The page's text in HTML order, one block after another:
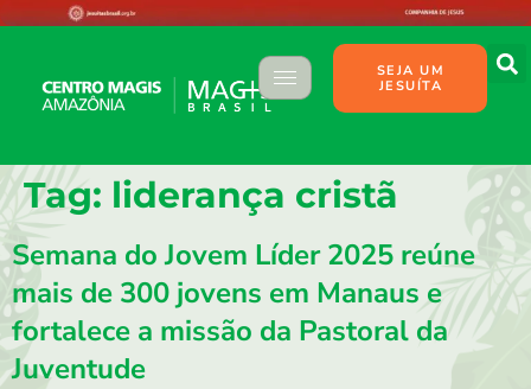
SEJA UM
JESUÍTA
Tag: liderança cristã
Semana do Jovem Líder 2025 reúne
mais de 300 jovens em Manaus e
fortalece a missão da Pastoral da
Juventude